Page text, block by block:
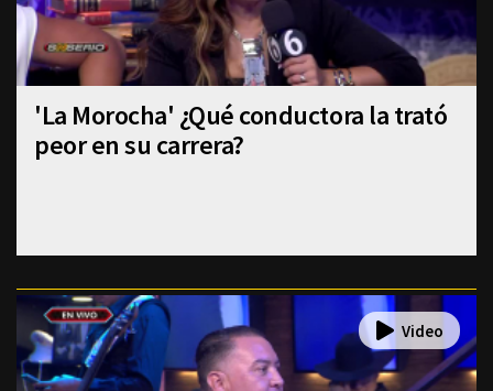
'La Morocha' ¿Qué conductora la trató
peor en su carrera?